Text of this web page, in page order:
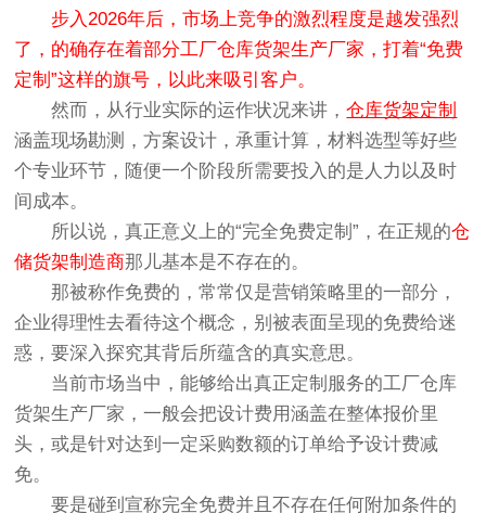
步入2026年后，市场上竞争的激烈程度是越发强烈
了，的确存在着部分工厂仓库货架生产厂家，打着“免费
定制”这样的旗号，以此来吸引客户。
然而，从行业实际的运作状况来讲，仓库货架定制
涵盖现场勘测，方案设计，承重计算，材料选型等好些
个专业环节，随便一个阶段所需要投入的是人力以及时
间成本。
所以说，真正意义上的“完全免费定制”，在正规的仓
储货架制造商那儿基本是不存在的。
那被称作免费的，常常仅是营销策略里的一部分，
企业得理性去看待这个概念，别被表面呈现的免费给迷
惑，要深入探究其背后所蕴含的真实意思。
当前市场当中，能够给出真正定制服务的工厂仓库
货架生产厂家，一般会把设计费用涵盖在整体报价里
头，或是针对达到一定采购数额的订单给予设计费减
免。
要是碰到宣称完全免费并且不存在任何附加条件的